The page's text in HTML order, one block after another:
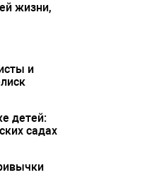
жизни,
и
детей:
садах